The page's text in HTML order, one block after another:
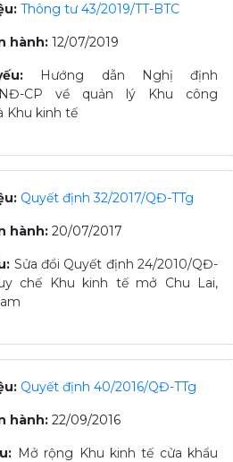
Thông tư 43/2019/TT-BTC
hành: 12/07/2019
Hướng dẫn Nghị định
NĐ-CP về quản lý Khu công
Khu kinh tế
Quyết định 32/2017/QĐ-TTg
hành: 20/07/2017
Sửa đổi Quyết định 24/2010/QĐ-
chế Khu kinh tế mở Chu Lai,
Quyết định 40/2016/QĐ-TTg
hành: 22/09/2016
Mở rộng Khu kinh tế cửa khẩu